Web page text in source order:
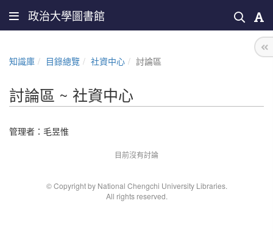
政治大學圖書館
知識庫 目錄總覽 社資中心 討論區
討論區 ~ 社資中心
管理者： 毛昱惟
目前沒有討論
© Copyright by National Chengchi University Libraries.
All rights reserved.